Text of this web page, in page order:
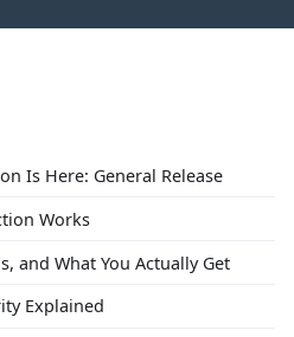
Is Here: General Release
Works
and What You Actually Get
Explained